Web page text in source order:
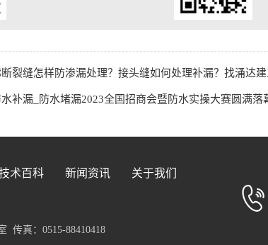
裂缝怎样防渗漏处理？接头缝如何处理补漏？找涌达建
补漏_防水堵漏2023全国招商会暨防水实操大赛圆满落
术百科 新闻资讯 关于我们
传真：0515-88410418